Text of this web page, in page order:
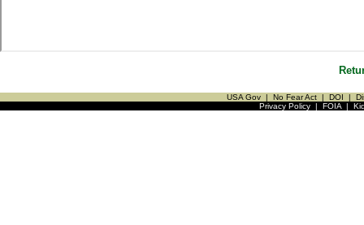
USA Gov | No Fear Act | DOI |
Privacy Policy| FOIA|